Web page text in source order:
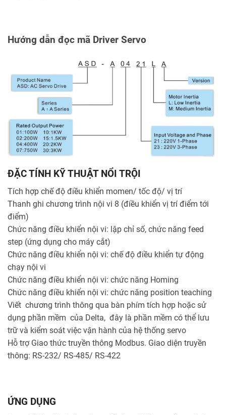
Hướng dẫn đọc mã Driver Servo
ĐẶC TÍNH KỸ THUẬT NỔI TRỘI
Tích hợp chế độ điều khiển momen/ tốc độ/ vị trí
Thanh ghi chương trình nội vi 8 (điều khiển vị trí điểm tới
điểm)
Chức năng điều khiển nội vi: lập chỉ số, chức năng feed
step (ứng dụng cho máy cắt)
Chức năng điều khiển nội vi: chế độ điều khiển tự động
chạy nội vi
Chức năng điều khiển nội vi: chức năng Homing
Chức năng điều khiển nội vi: chức năng position teaching
Viết chương trình thông qua bàn phím tích hợp hoặc sử
dụng phần mềm của Delta, đây là phần mềm có thể lưu
trữ và kiểm soát việc vận hành của hệ thống servo
Hỗ trợ Giao thức truyền thông Modbus. Giao diện truyền
thông: RS-232/ RS-485/ RS-422
ỨNG DỤNG